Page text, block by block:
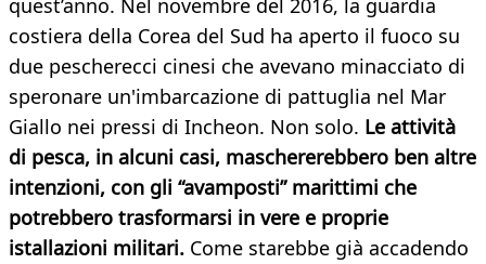
quest’anno. Nel novembre del 2016, la guardia
costiera della Corea del Sud ha aperto il fuoco su
due pescherecci cinesi che avevano minacciato di
speronare un'imbarcazione di pattuglia nel Mar
Giallo nei pressi di Incheon. Non solo. Le attività
di pesca, in alcuni casi, maschererebbero ben altre
intenzioni, con gli “avamposti” marittimi che
potrebbero trasformarsi in vere e proprie
istallazioni militari. Come starebbe già accadendo